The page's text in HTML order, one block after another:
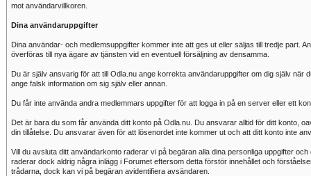
mot användarvillkoren.
Dina användaruppgifter
Dina användar- och medlemsuppgifter kommer inte att ges ut eller säljas till tredje part.
överföras till nya ägare av tjänsten vid en eventuell försäljning av densamma.
Du är själv ansvarig för att till Odla.nu ange korrekta användaruppgifter om dig själv när
ange falsk information om sig själv eller annan.
Du får inte använda andra medlemmars uppgifter för att logga in på en server eller ett
Det är bara du som får använda ditt konto på Odla.nu. Du ansvarar alltid för ditt konto,
din tillåtelse. Du ansvarar även för att lösenordet inte kommer ut och att ditt konto inte
Vill du avsluta ditt användarkonto raderar vi på begäran alla dina personliga uppgifter
raderar dock aldrig några inlägg i Forumet eftersom detta förstör innehållet och
trådarna, dock kan vi på begäran avidentifiera avsändaren.